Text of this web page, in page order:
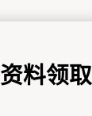
资料领取